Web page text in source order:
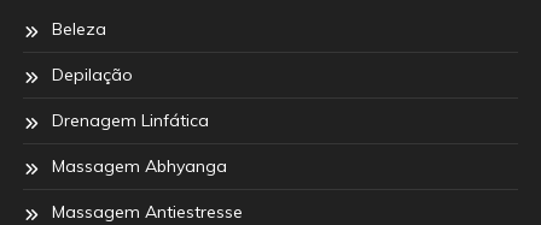
Beleza
Depilação
Drenagem Linfática
Massagem Abhyanga
Massagem Antiestresse